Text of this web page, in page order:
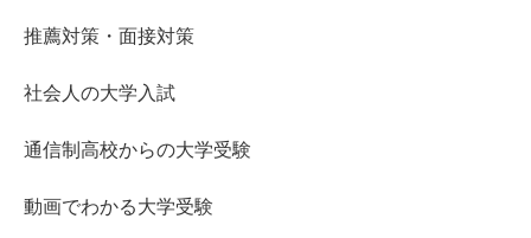
推薦対策・面接対策
社会人の大学入試
通信制高校からの大学受験
動画でわかる大学受験